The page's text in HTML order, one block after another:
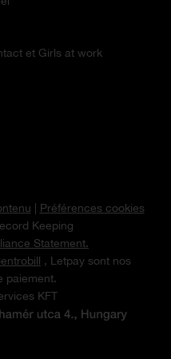
et Girls at work
Préférences cookies
Keeping
Statement.
, Letpay sont nos
paiement.
KFT